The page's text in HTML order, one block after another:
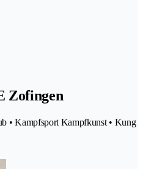
Zofingen
• Kampfsport Kampfkunst • Kung